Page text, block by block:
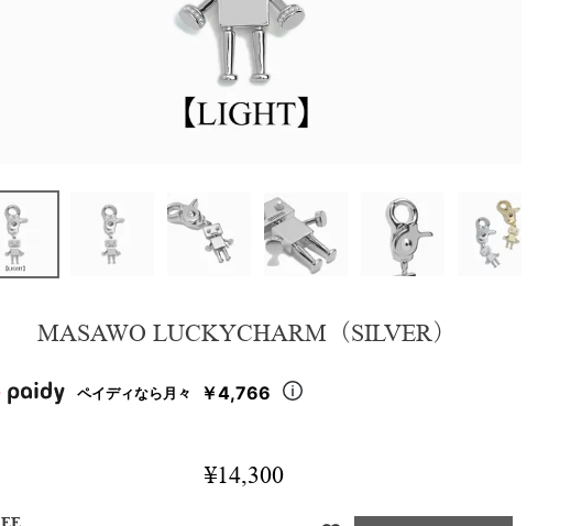
MASAWO LUCKYCHARM（SILVER）
ペイディなら月々 ￥4,766
¥14,300